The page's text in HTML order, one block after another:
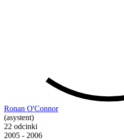
Ronan O'Connor
(asystent)
22 odcinki
2005 - 2006